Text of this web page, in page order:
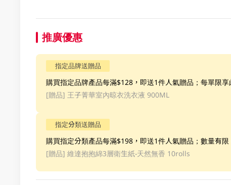
推廣優惠
指定品牌送贈品
購買指定品牌產品每滿$128，即送1件人氣贈品；每單限
[贈品] 王子菁華室內晾衣洗衣液 900ML
指定分類送贈品
購買指定分類產品每滿$198，即送1件人氣贈品；數量有限
[贈品] 維達抱抱綿3層衛生紙-天然無香 10rolls